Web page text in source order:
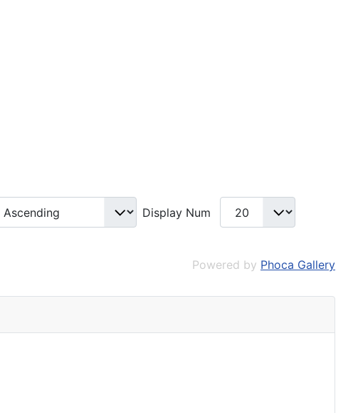
Display Num
Powered by Phoca Gallery